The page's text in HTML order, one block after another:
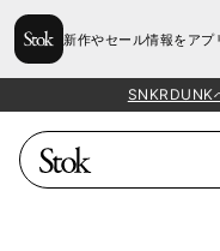
新作やセール情報をアプ
SNKRDUNK